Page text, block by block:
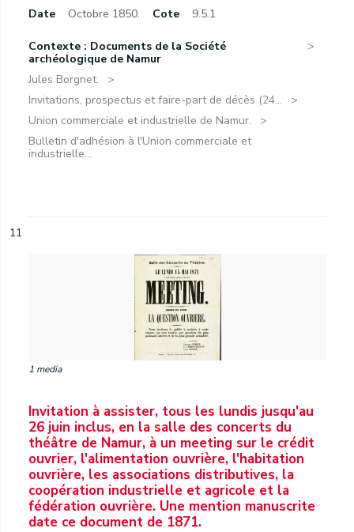
Date Octobre 1850. Cote 9.5.1
Contexte : Documents de la Société
archéologique de Namur
Jules Borgnet.
Invitations, prospectus et faire-part de décès (24...
Union commerciale et industrielle de Namur.
Bulletin d'adhésion à l'Union commerciale et
industrielle...
11
1 media
Invitation à assister, tous les lundis jusqu'au
26 juin inclus, en la salle des concerts du
théâtre de Namur, à un meeting sur le crédit
ouvrier, l'alimentation ouvrière, l'habitation
ouvrière, les associations distributives, la
coopération industrielle et agricole et la
fédération ouvrière. Une mention manuscrite
date ce document de 1871.